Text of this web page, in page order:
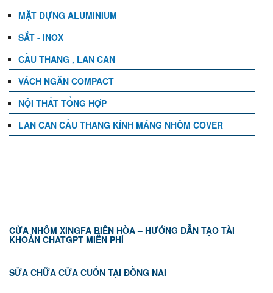
MẶT DỰNG ALUMINIUM
SẮT - INOX
CẦU THANG , LAN CAN
VÁCH NGĂN COMPACT
NỘI THẤT TỔNG HỢP
LAN CAN CẦU THANG KÍNH MÁNG NHÔM COVER
CỬA NHÔM XINGFA BIÊN HÒA – HƯỚNG DẪN TẠO TÀI
KHOẢN CHATGPT MIỄN PHÍ
SỬA CHỮA CỬA CUỐN TẠI ĐỒNG NAI